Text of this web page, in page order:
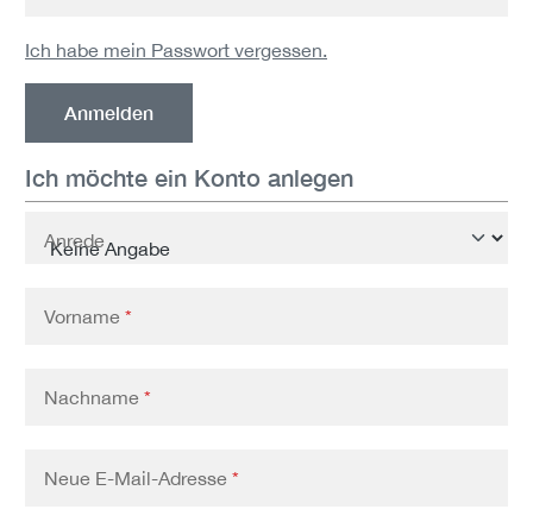
Ich habe mein Passwort vergessen.
Anmelden
Ich möchte ein Konto anlegen
Persönliche Informationen
Anrede
Vorname *
Nachname *
Neue E-Mail-Adresse *